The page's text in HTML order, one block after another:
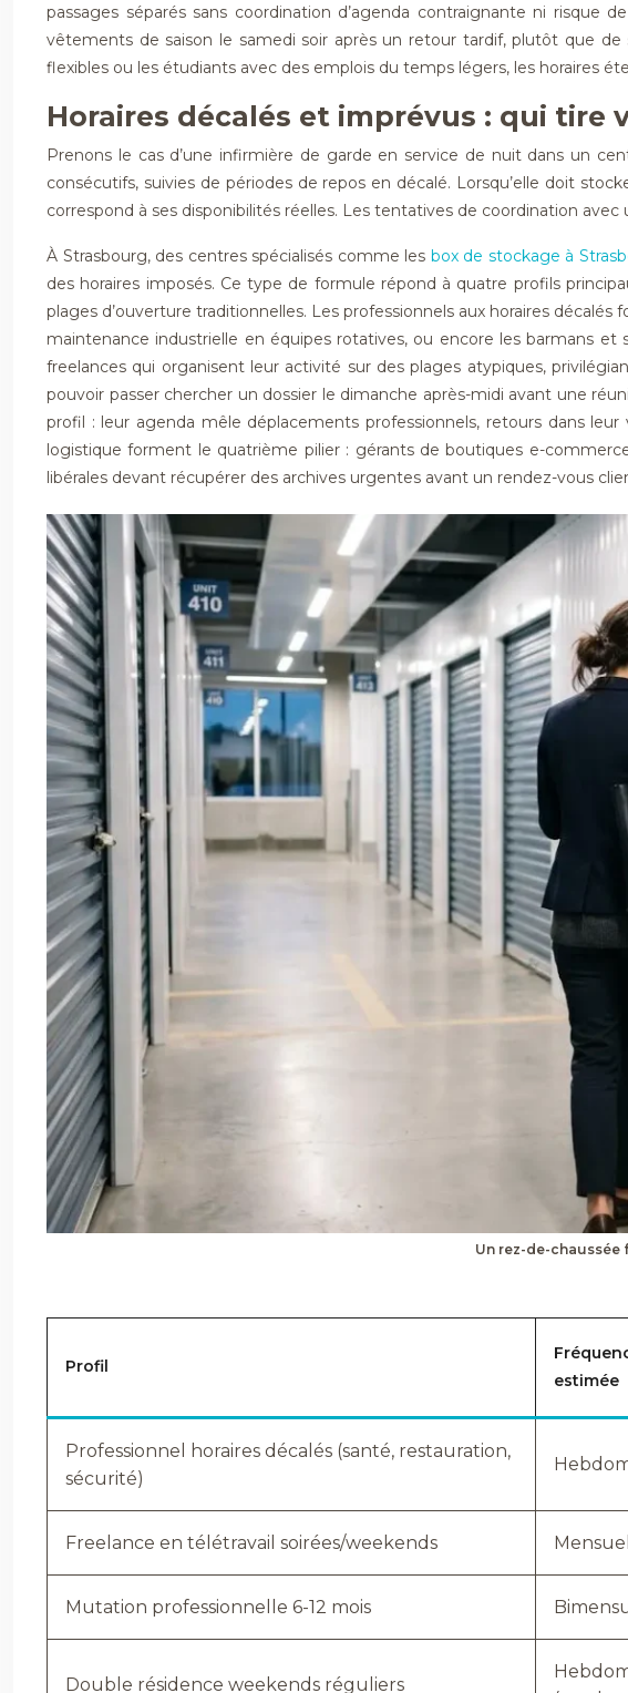
passages séparés sans coordination d’agenda contraignante ni
vêtements de saison le samedi soir après un retour tardif, plutôt que
flexibles ou les étudiants avec des emplois du temps légers, les horaires
Horaires décalés et imprévus : qui
Prenons le cas d’une infirmière de garde en service de nuit dans un
consécutifs, suivies de périodes de repos en décalé. Lorsqu’elle doit
correspond à ses disponibilités réelles. Les tentatives de coordination
À Strasbourg, des centres spécialisés comme les box de stockage à
des horaires imposés. Ce type de formule répond à quatre profils
plages d’ouverture traditionnelles. Les professionnels aux horaires
maintenance industrielle en équipes rotatives, ou encore les barmans
freelances qui organisent leur activité sur des plages atypiques,
pouvoir passer chercher un dossier le dimanche après-midi avant une
profil : leur agenda mêle déplacements professionnels, retours dans
logistique forment le quatrième pilier : gérants de boutiques e-
libérales devant récupérer des archives urgentes avant un rendez-vous
Un rez-de-
Profil
estimée
Professionnel horaires décalés (santé, restauration,
sécurité)
Freelance en télétravail soirées/weekends
Mutation professionnelle 6-12 mois
Double résidence weekends réguliers